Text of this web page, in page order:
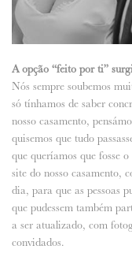
A opção “feito por ti”
Nós sempre soubemos
só tínhamos de saber
nosso casamento,
quisemos que tudo
que queríamos que fosse
site do nosso casamento,
dia, para que as pessoas
que pudessem também
a ser atualizado, com
convidados.